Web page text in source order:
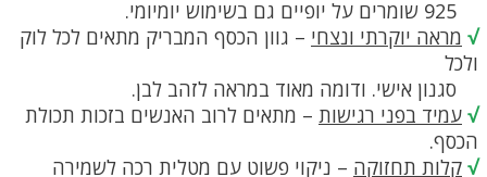
√ מראה יוקרתי ונצחי – גוון הכסף המבריק מתאים לכל לוק
ולכל
סגנון אישי. ודומה מאוד במראה לזהב לבן.
√ עמיד בפני רגישות – מתאים לרוב האנשים בזכות תכולת
הכסף.
√ קלות תחזוקה – ניקוי פשוט עם מטלית רכה לשמירה